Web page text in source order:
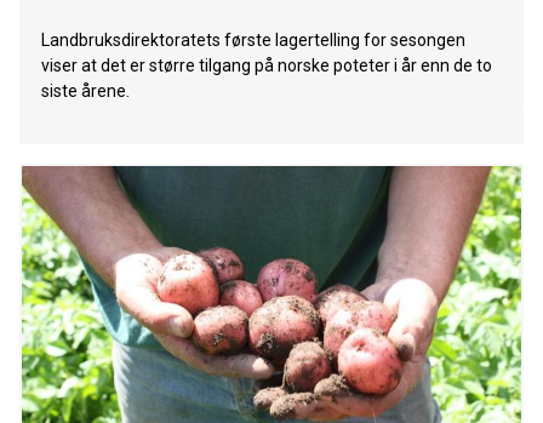
Landbruksdirektoratets første lagertelling for sesongen
viser at det er større tilgang på norske poteter i år enn de to
siste årene.